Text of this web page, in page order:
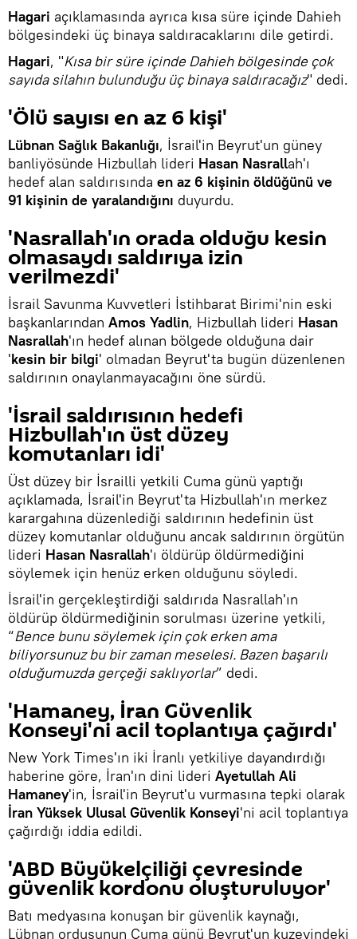
Hagari açıklamasında ayrıca kısa süre içinde Dahieh
bölgesindeki üç binaya saldıracaklarını dile getirdi.
Hagari, "Kısa bir süre içinde Dahieh bölgesinde çok
sayıda silahın bulunduğu üç binaya saldıracağız" dedi.
'Ölü sayısı en az 6 kişi'
Lübnan Sağlık Bakanlığı, İsrail'in Beyrut'un güney
banliyösünde Hizbullah lideri Hasan Nasrallah'ı
hedef alan saldırısında en az 6 kişinin öldüğünü ve
91 kişinin de yaralandığını duyurdu.
'Nasrallah'ın orada olduğu kesin
olmasaydı saldırıya izin
verilmezdi'
İsrail Savunma Kuvvetleri İstihbarat Birimi'nin eski
başkanlarından Amos Yadlin, Hizbullah lideri Hasan
Nasrallah'ın hedef alınan bölgede olduğuna dair
'kesin bir bilgi' olmadan Beyrut'ta bugün düzenlenen
saldırının onaylanmayacağını öne sürdü.
'İsrail saldırısının hedefi
Hizbullah'ın üst düzey
komutanları idi'
Üst düzey bir İsrailli yetkili Cuma günü yaptığı
açıklamada, İsrail'in Beyrut'ta Hizbullah'ın merkez
karargahına düzenlediği saldırının hedefinin üst
düzey komutanlar olduğunu ancak saldırının örgütün
lideri Hasan Nasrallah'ı öldürüp öldürmediğini
söylemek için henüz erken olduğunu söyledi.
İsrail'in gerçekleştirdiği saldırıda Nasrallah'ın
öldürüp öldürmediğinin sorulması üzerine yetkili,
“Bence bunu söylemek için çok erken ama
biliyorsunuz bu bir zaman meselesi. Bazen başarılı
olduğumuzda gerçeği saklıyorlar” dedi.
'Hamaney, İran Güvenlik
Konseyi'ni acil toplantıya çağırdı'
New York Times'ın iki İranlı yetkiliye dayandırdığı
haberine göre, İran'ın dini lideri Ayetullah Ali
Hamaney'in, İsrail'in Beyrut'u vurmasına tepki olarak
İran Yüksek Ulusal Güvenlik Konseyi'ni acil toplantıya
çağırdığı iddia edildi.
'ABD Büyükelçiliği çevresinde
güvenlik kordonu oluşturuluyor'
Batı medyasına konuşan bir güvenlik kaynağı,
Lübnan ordusunun Cuma günü Beyrut'un kuzeyindeki